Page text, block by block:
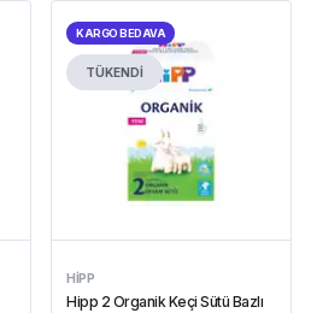
KARGO BEDAVA
TÜKENDİ
HIPP
Hipp 2 Organik Keçi Sütü Bazlı